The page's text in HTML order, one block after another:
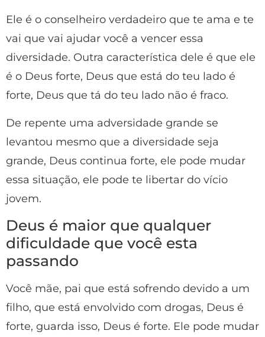
Ele é o conselheiro verdadeiro que te ama e te
vai que vai ajudar você a vencer essa
diversidade. Outra característica dele é que ele
é o Deus forte, Deus que está do teu lado é
forte, Deus que tá do teu lado não é fraco.
De repente uma adversidade grande se
levantou mesmo que a diversidade seja
grande, Deus continua forte, ele pode mudar
essa situação, ele pode te libertar do vício
jovem.
Deus é maior que qualquer
dificuldade que você esta
passando
Você mãe, pai que está sofrendo devido a um
filho, que está envolvido com drogas, Deus é
forte, guarda isso, Deus é forte. Ele pode mudar